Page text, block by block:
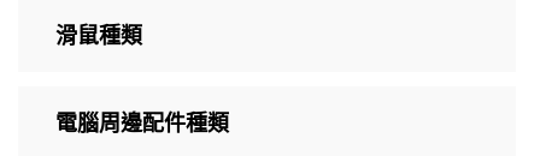
滑鼠種類
電腦周邊配件種類